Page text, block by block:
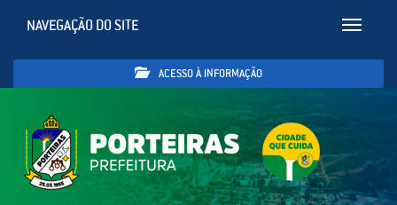
Toggle
NAVEGAÇÃO DO SITE
ACESSO À INFORMAÇÃO